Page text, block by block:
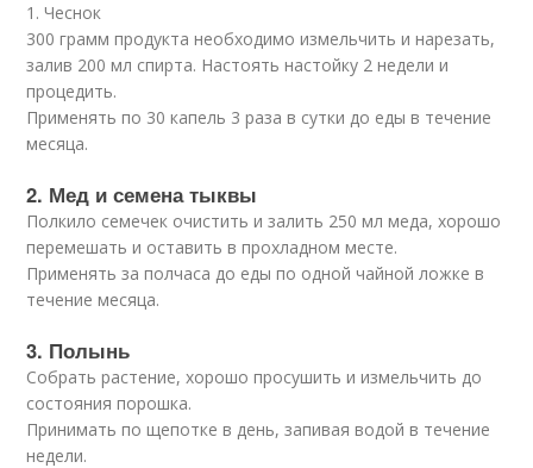
1. Чеснок
300 грамм продукта необходимо измельчить и нарезать,
залив 200 мл спирта. Настоять настойку 2 недели и
процедить.
Применять по 30 капель 3 раза в сутки до еды в течение
месяца.
2. Мед и семена тыквы
Полкило семечек очистить и залить 250 мл меда, хорошо
перемешать и оставить в прохладном месте.
Применять за полчаса до еды по одной чайной ложке в
течение месяца.
3. Полынь
Собрать растение, хорошо просушить и измельчить до
состояния порошка.
Принимать по щепотке в день, запивая водой в течение
недели.